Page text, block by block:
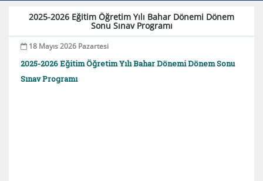
2025-2026 Eğitim Öğretim Yılı Bahar Dönemi Dönem
Sonu Sınav Programı
18 Mayıs 2026 Pazartesi
2025-2026 Eğitim Öğretim Yılı Bahar Dönemi Dönem Sonu
Sınav Programı